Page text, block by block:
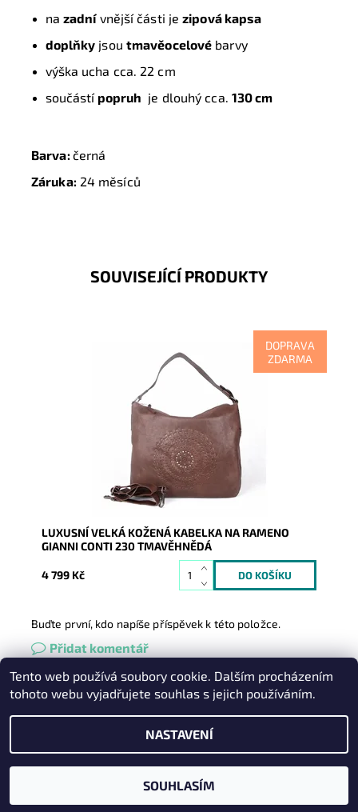
na zadnívnější části jezipová kapsa
doplňky jsou tmavěocelové barvy
výška ucha cca. 22 cm
součástípopruh je dlouhý cca. 130 cm
Barva:černá
Záruka:24 měsíců
SOUVISEJÍCÍ PRODUKTY
DOPRAVA
ZDARMA
Luxusní dámská kabelka na rameno Gianni Conti s
originální přední stranou v tmavěhnědé barvě kůže.
Skladem
16576
Gianni Conti
2 roky
LUXUSNÍ VELKÁ KOŽENÁ KABELKA NA RAMENO
GIANNI CONTI 230 TMAVĚHNĚDÁ
4 799 Kč
Buďte první, kdo napíše příspěvek k této položce.
Přidat komentář
Heureka.cz | Zboží.cz Oázakabelek
2026 © Kabelky pro Vás, všechna práva vyhrazena
Vytvořil Shoptet
Tento web používá soubory cookie. Dalším procházením
tohoto webu vyjadřujete souhlas s jejich používáním.
NASTAVENÍ
SOUHLASÍM